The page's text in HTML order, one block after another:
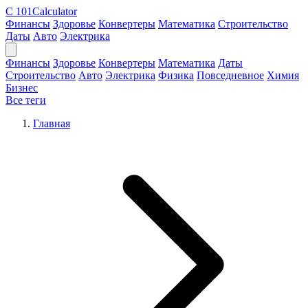
C 101Calculator
Финансы Здоровье Конвертеры Математика Строительство
Даты Авто Электрика
Финансы Здоровье Конвертеры Математика Даты
Строительство Авто Электрика Физика Повседневное Химия
Бизнес
Все теги
Главная